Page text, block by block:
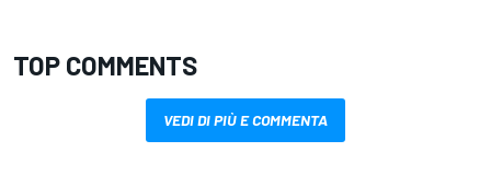
TOP COMMENTS
VEDI DI PIÙ E COMMENTA